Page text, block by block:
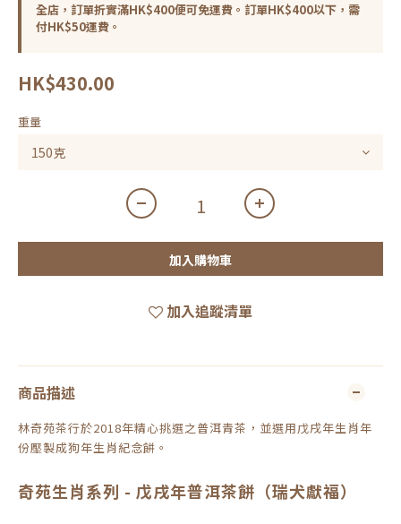
全店，訂單折實滿HK$400便可免運費。訂單HK$400以下，需
付HK$50運費。
HK$430.00
重量
加入購物車
加入追蹤清單
商品描述
林奇苑茶行於2018年精心挑選之普洱青茶，並選用戊戌年生肖年
份壓製成狗年生肖紀念餅。
奇苑生肖系列 - 戊戌年普洱茶餅（瑞犬獻福）